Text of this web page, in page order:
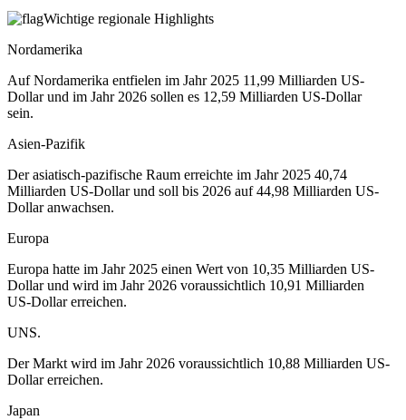
Wichtige regionale Highlights
Nordamerika
Auf Nordamerika entfielen im Jahr 2025 11,99 Milliarden US-
Dollar und im Jahr 2026 sollen es 12,59 Milliarden US-Dollar
sein.
Asien-Pazifik
Der asiatisch-pazifische Raum erreichte im Jahr 2025 40,74
Milliarden US-Dollar und soll bis 2026 auf 44,98 Milliarden US-
Dollar anwachsen.
Europa
Europa hatte im Jahr 2025 einen Wert von 10,35 Milliarden US-
Dollar und wird im Jahr 2026 voraussichtlich 10,91 Milliarden
US-Dollar erreichen.
UNS.
Der Markt wird im Jahr 2026 voraussichtlich 10,88 Milliarden US-
Dollar erreichen.
Japan